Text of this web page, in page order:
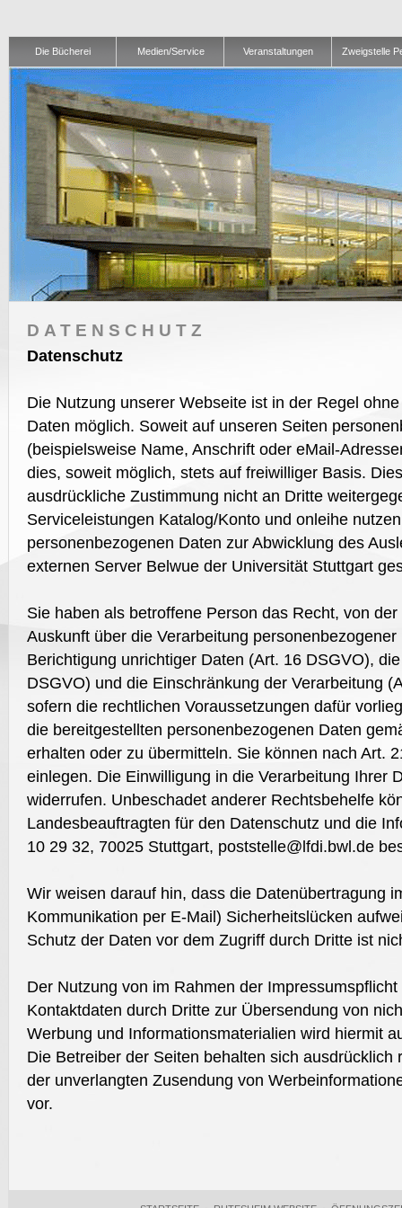
Die Bücherei Medien/Service Veranstaltungen Zweigstelle
DATENSCHUTZ
Datenschutz
Die Nutzung unserer Webseite ist in der Regel
Daten möglich. Soweit auf unseren Seiten
(beispielsweise Name, Anschrift oder eMail-
dies, soweit möglich, stets auf freiwilliger Basis.
ausdrückliche Zustimmung nicht an Dritte
Serviceleistungen Katalog/Konto und onleihe
personenbezogenen Daten zur Abwicklung des
externen Server Belwue der Universität Stuttgart
Sie haben als betroffene Person das Recht, von
Auskunft über die Verarbeitung
Berichtigung unrichtiger Daten (Art. 16 DSGVO),
DSGVO) und die Einschränkung der Verarbeitung
sofern die rechtlichen Voraussetzungen dafür
die bereitgestellten personenbezogenen Daten
erhalten oder zu übermitteln. Sie können nach Art.
einlegen. Die Einwilligung in die Verarbeitung Ihrer
widerrufen. Unbeschadet anderer Rechtsbehelfe
Landesbeauftragten für den Datenschutz und die
10 29 32, 70025 Stuttgart, poststelle@lfdi.bwl.de
Wir weisen darauf hin, dass die Datenübertragung
Kommunikation per E-Mail) Sicherheitslücken
Schutz der Daten vor dem Zugriff durch Dritte ist
Der Nutzung von im Rahmen der
Kontaktdaten durch Dritte zur Übersendung von
Werbung und Informationsmaterialien wird hiermit
Die Betreiber der Seiten behalten sich ausdrücklich
der unverlangten Zusendung von
vor.